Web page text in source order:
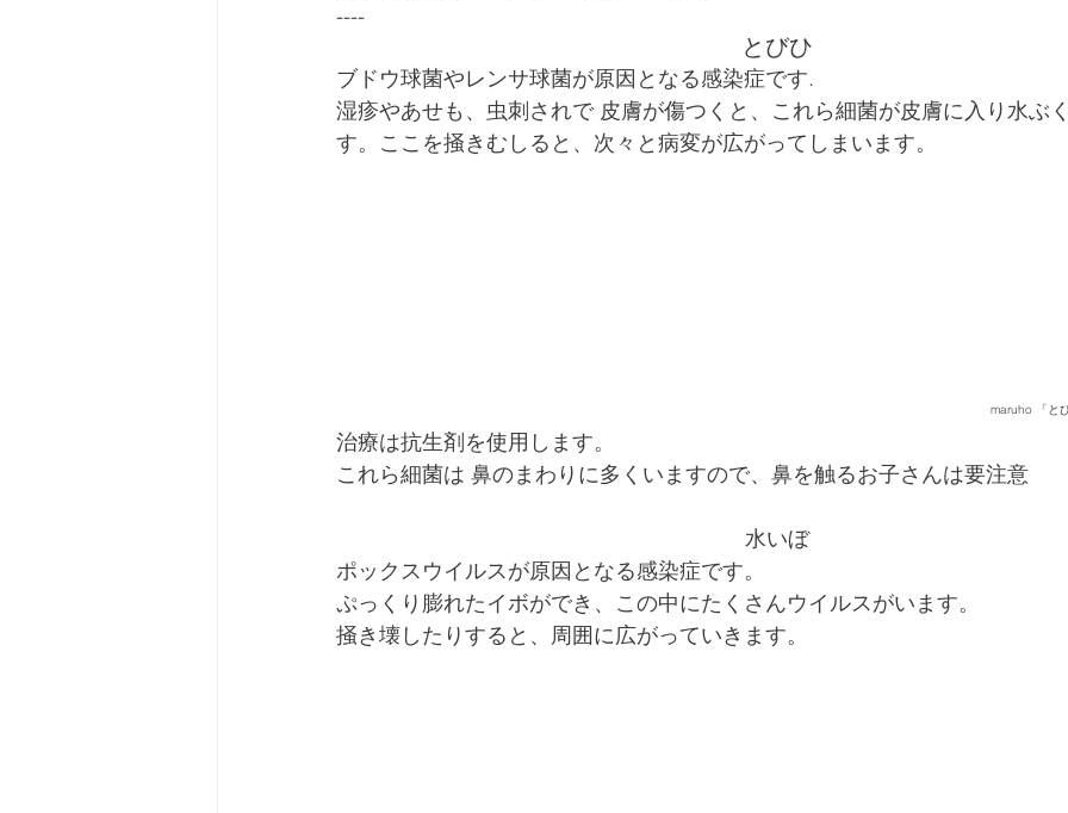
----
とびひ
ブドウ球菌やレンサ球菌が原因となる感染症です.
湿疹やあせも、虫刺されで 皮膚が傷つくと、これら細菌が皮膚に入り水ぶ
す。ここを掻きむしると、次々と病変が広がってしまいます。
maruho 「と
治療は抗生剤を使用します。
これら細菌は 鼻のまわりに多くいますので、鼻を触るお子さんは要注意
水いぼ
ポックスウイルスが原因となる感染症です。
ぷっくり膨れたイボができ、この中にたくさんウイルスがいます。
掻き壊したりすると、周囲に広がっていきます。